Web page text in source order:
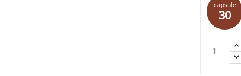
capsule
30